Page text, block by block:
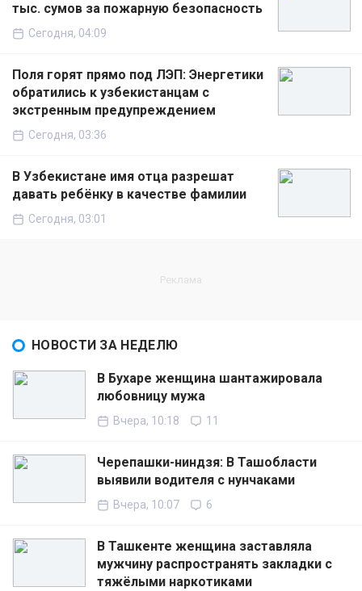
тыс. сумов за пожарную безопасность
Сегодня, 04:09
Поля горят прямо под ЛЭП: Энергетики
обратились к узбекистанцам с
экстренным предупреждением
Сегодня, 03:36
В Узбекистане имя отца разрешат
давать ребёнку в качестве фамилии
Сегодня, 03:01
НОВОСТИ ЗА НЕДЕЛЮ
В Бухаре женщина шантажировала
любовницу мужа
Вчера, 10:18 11
Черепашки-ниндзя: В Ташобласти
выявили водителя с нунчаками
Вчера, 10:07 6
В Ташкенте женщина заставляла
мужчину распространять закладки с
тяжёлыми наркотиками